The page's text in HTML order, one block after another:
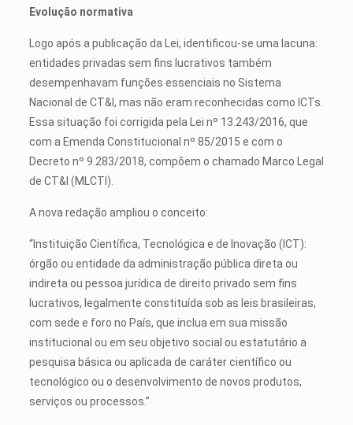
Evolução normativa
Logo após a publicação da Lei, identificou-se uma lacuna:
entidades privadas sem fins lucrativos também
desempenhavam funções essenciais no Sistema
Nacional de CT&I, mas não eram reconhecidas como ICTs.
Essa situação foi corrigida pela Lei nº 13.243/2016, que
com a Emenda Constitucional nº 85/2015 e com o
Decreto nº 9.283/2018, compõem o chamado Marco Legal
de CT&I (MLCTI).
A nova redação ampliou o conceito:
“Instituição Científica, Tecnológica e de Inovação (ICT):
órgão ou entidade da administração pública direta ou
indireta ou pessoa jurídica de direito privado sem fins
lucrativos, legalmente constituída sob as leis brasileiras,
com sede e foro no País, que inclua em sua missão
institucional ou em seu objetivo social ou estatutário a
pesquisa básica ou aplicada de caráter científico ou
tecnológico ou o desenvolvimento de novos produtos,
serviços ou processos.”